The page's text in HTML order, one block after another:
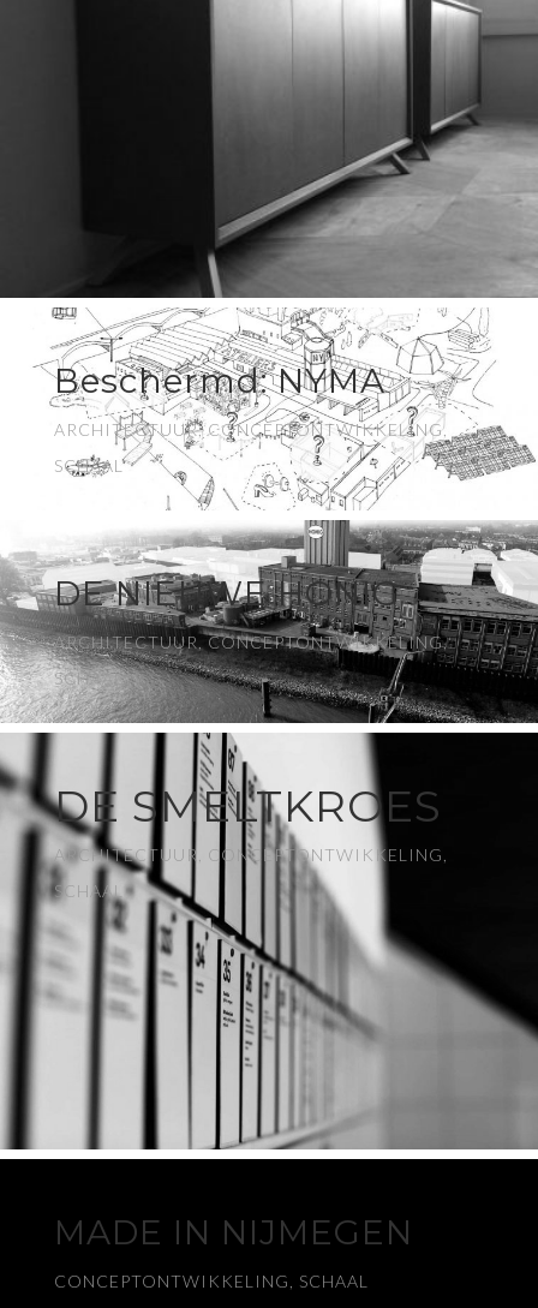
Beschermd: NYMA
ARCHITECTUUR, CONCEPTONTWIKKELING,
SCHAAL
DE NIEUWE HONIG
ARCHITECTUUR, CONCEPTONTWIKKELING,
SCHAAL
DE SMELTKROES
ARCHITECTUUR, CONCEPTONTWIKKELING,
SCHAAL
MADE IN NIJMEGEN
CONCEPTONTWIKKELING, SCHAAL